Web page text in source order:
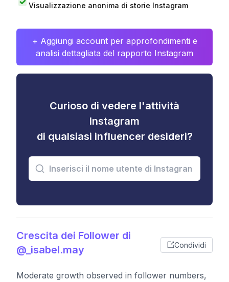
Visualizzazione anonima di storie Instagram
+ Aggiungi account per approfondimenti e
analisi dettagliata del rapporto Instagram
Curioso di vedere l'attività
Instagram
di qualsiasi influencer desideri?
Crescita dei Follower di
@_isabel.may
Condividi
Moderate growth observed in follower numbers,